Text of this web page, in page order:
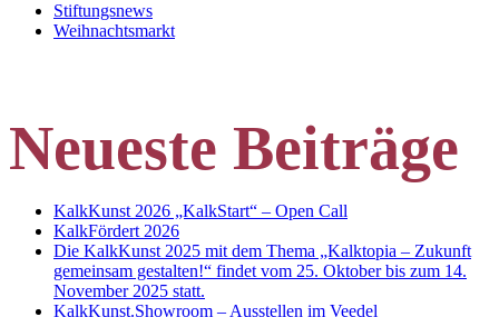
Stiftungsnews
Weihnachtsmarkt
Neueste Beiträge
KalkKunst 2026 „KalkStart“ – Open Call
KalkFördert 2026
Die KalkKunst 2025 mit dem Thema „Kalktopia – Zukunft
gemeinsam gestalten!“ findet vom 25. Oktober bis zum 14.
November 2025 statt.
KalkKunst.Showroom – Ausstellen im Veedel